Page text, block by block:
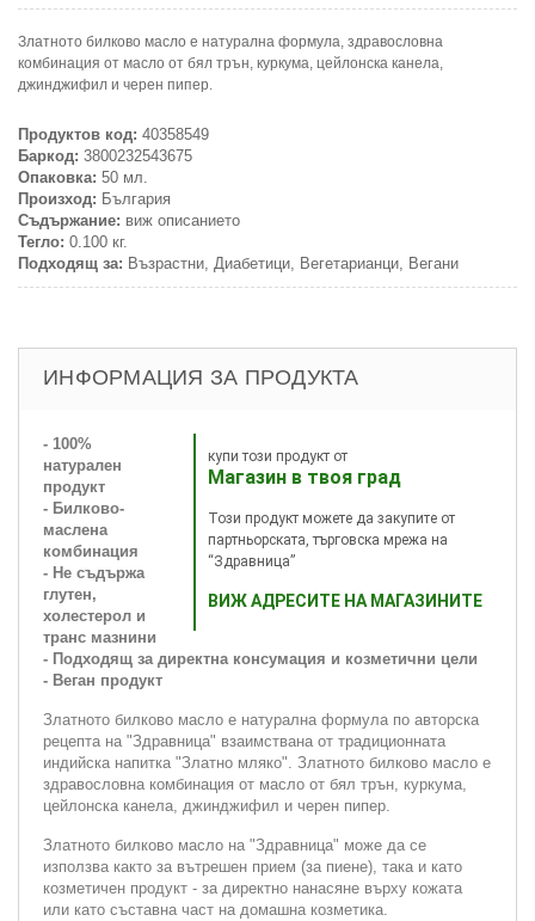
Златното билково масло е натурална формула, здравословна
комбинация от масло от бял трън, куркума, цейлонска канела,
джинджифил и черен пипер.
Продуктов код: 40358549
Баркод: 3800232543675
Опаковка: 50 мл.
Произход: България
Съдържание: виж описанието
Тегло: 0.100 кг.
Подходящ за: Възрастни, Диабетици, Вегетарианци, Вегани
ИНФОРМАЦИЯ ЗА ПРОДУКТА
купи този продукт от
Магазин в твоя град
Този продукт можете да закупите от
партньорската, търговска мрежа на
“Здравница”
ВИЖ АДРЕСИТЕ НА МАГАЗИНИТЕ
- 100%
натурален
продукт
- Билково-
маслена
комбинация
- Не съдържа
глутен,
холестерол и
транс мазнини
- Подходящ за директна консумация и козметични цели
- Веган продукт
Златното билково масло е натурална формула по авторска
рецепта на "Здравница" взаимствана от традиционната
индийска напитка "Златно мляко". Златното билково масло е
здравословна комбинация от масло от бял трън, куркума,
цейлонска канела, джинджифил и черен пипер.
Златното билково масло на "Здравница" може да се
използва както за вътрешен прием (за пиене), така и като
козметичен продукт - за директно нанасяне върху кожата
или като съставна част на домашна козметика.